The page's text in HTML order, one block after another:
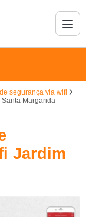
segurança via wifi
Margarida
Jardim